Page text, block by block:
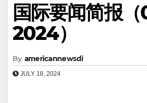
国际要闻简报
2024）
By americannewsdi
JULY 18, 2024